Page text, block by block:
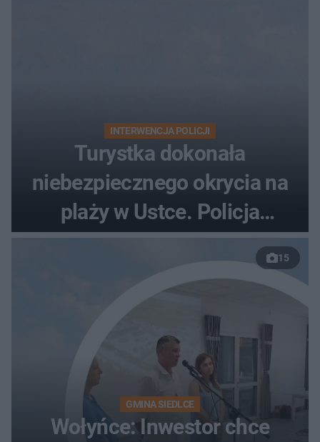
INTERWENCJA POLICJI
Turystka dokonała
niebezpiecznego okrycia na
plaży w Ustce. Policja
musiała zamknąć odcinek
15
GMINA SIEDLCE
Wołyńce: Inwestor chce